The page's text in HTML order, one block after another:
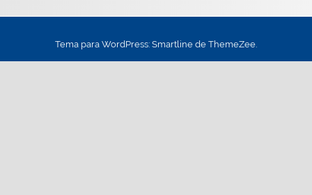
Tema para WordPress: Smartline de ThemeZee.